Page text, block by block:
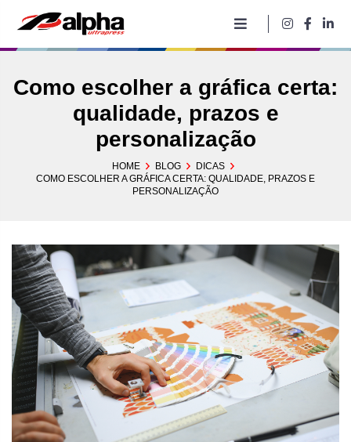
conteúdo
Como escolher a gráfica certa:
qualidade, prazos e
personalização
HOME BLOG
DICAS
COMO ESCOLHER A GRÁFICA CERTA: QUALIDADE, PRAZOS E
PERSONALIZAÇÃO